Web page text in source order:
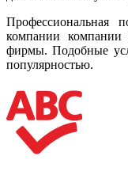
Профессиональная
компании компании
фирмы. Подобные
популярностью.